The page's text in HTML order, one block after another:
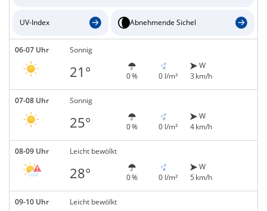
UV-Index Abnehmende Sichel
06-07 Uhr Sonnig
21° 0 % 0 l/m²
W
3 km/h
07-08 Uhr Sonnig
25° 0 % 0 l/m²
W
4 km/h
08-09 Uhr Leicht bewölkt
28° 0 % 0 l/m²
W
5 km/h
09-10 Uhr Leicht bewölkt